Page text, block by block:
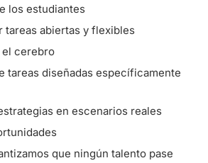
los estudiantes
tareas abiertas y flexibles
el cerebro
tareas diseñadas específicamente
en escenarios reales
que ningún talento pase